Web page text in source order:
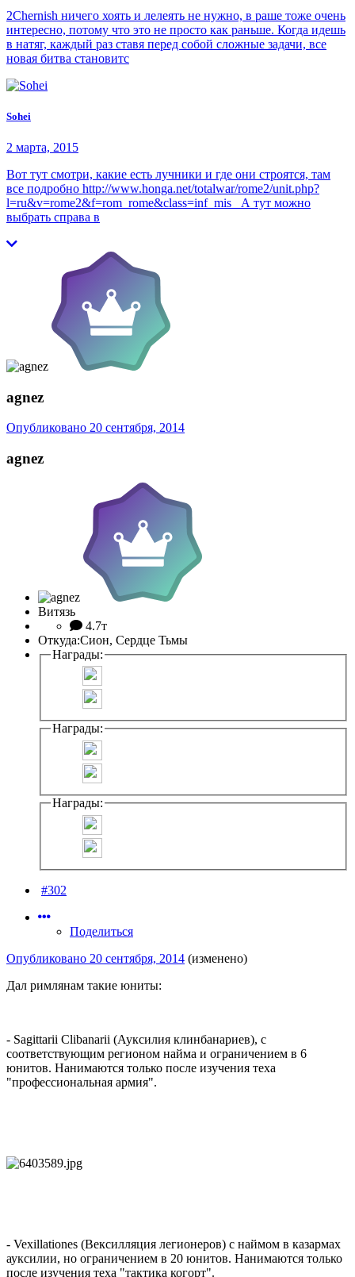
2Chernish ничего хоять и лелеять не нужно, в раше тоже очень
интересно, потому что это не просто как раньше. Когда идешь
в натяг, каждый раз ставя перед собой сложные задачи, все
новая битва становитс
Sohei
2 марта, 2015
Вот тут смотри, какие есть лучники и где они строятся, там
все подробно http://www.honga.net/totalwar/rome2/unit.php?
l=ru&v=rome2&f=rom_rome&class=inf_mis А тут можно
выбрать справа в
agnez
Опубликовано 20 сентября, 2014
agnez
Витязь
4.7т
Откуда:Сион, Сердце Тьмы
Награды:
Награды:
Награды:
#302
Поделиться
Опубликовано 20 сентября, 2014 (изменено)
Дал римлянам такие юниты:
- Sagittarii Clibanarii (Ауксилия клинбанариев), с
соответствующим регионом найма и ограничением в 6
юнитов. Нанимаются только после изучения теха
"профессиональная армия".
- Vexillationes (Вексилляция легионеров) с наймом в казармах
ауксилии, но ограничением в 20 юнитов. Нанимаются только
после изучения теха "тактика когорт".